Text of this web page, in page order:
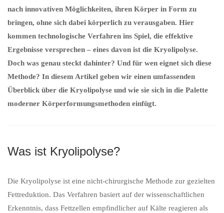
nach innovativen Möglichkeiten, ihren Körper in Form zu
bringen, ohne sich dabei körperlich zu verausgaben. Hier
kommen technologische Verfahren ins Spiel, die effektive
Ergebnisse versprechen – eines davon ist die Kryolipolyse.
Doch was genau steckt dahinter? Und für wen eignet sich diese
Methode? In diesem Artikel geben wir einen umfassenden
Überblick über die Kryolipolyse und wie sie sich in die Palette
moderner Körperformungsmethoden einfügt.
Was ist Kryolipolyse?
Die Kryolipolyse ist eine nicht-chirurgische Methode zur gezielten
Fettreduktion. Das Verfahren basiert auf der wissenschaftlichen
Erkenntnis, dass Fettzellen empfindlicher auf Kälte reagieren als